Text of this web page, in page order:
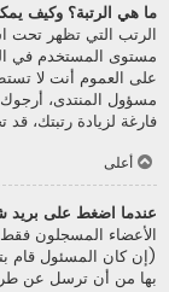
ما هي الرتبة؟ وكيف
الرتب التي تظهر تحت
مستوى المستخدم في
على العموم أنت لا
مسؤول المنتدى،
فارغة لزيادة رتبتك،
أعلى
عندما اضغط على
الأعضاء المسجلون
(إن كان المسئول قام
بها من أن ترسل عن